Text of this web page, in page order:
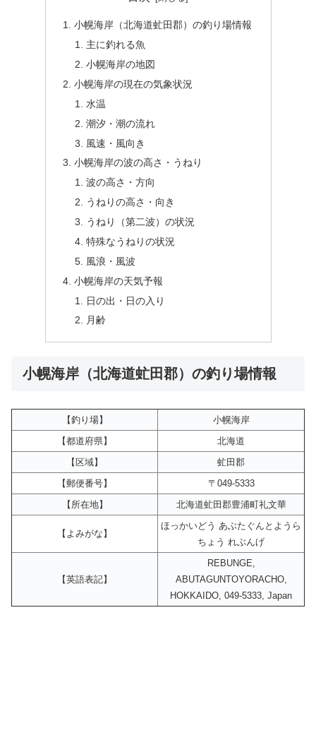
小幌海岸（北海道虻田郡）の釣り場情報
主に釣れる魚
小幌海岸の地図
小幌海岸の現在の気象状況
水温
潮汐・潮の流れ
風速・風向き
小幌海岸の波の高さ・うねり
波の高さ・方向
うねりの高さ・向き
うねり（第二波）の状況
特殊なうねりの状況
風浪・風波
小幌海岸の天気予報
日の出・日の入り
月齢
小幌海岸（北海道虻田郡）の釣り場情報
【釣り場】
小幌海岸
【都道府県】
北海道
【区域】
虻田郡
【郵便番号】
〒049-5333
【所在地】
北海道虻田郡豊浦町礼文華
【よみがな】
ほっかいどう あぶたぐんとようら
ちょう れぶんげ
【英語表記】
REBUNGE,
ABUTAGUNTOYORACHO,
HOKKAIDO, 049-5333, Japan